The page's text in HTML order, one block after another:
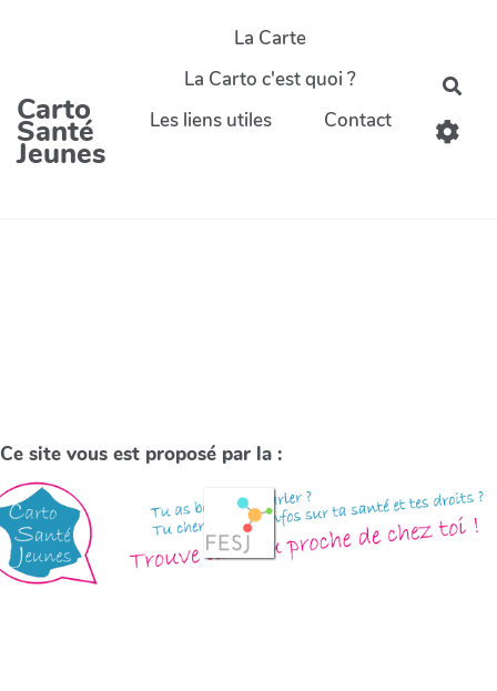
Carto
Santé
Jeunes
La Carte
La Carto c'est quoi ?
Les liens utiles
Contact
Ce site vous est proposé par la :